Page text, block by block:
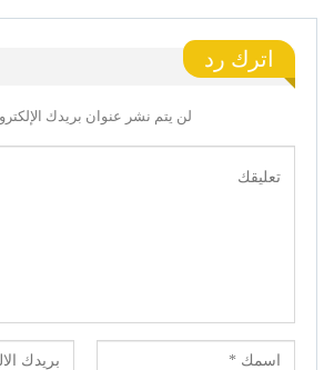
اترك رد
لن يتم نشر عنوان بريدك